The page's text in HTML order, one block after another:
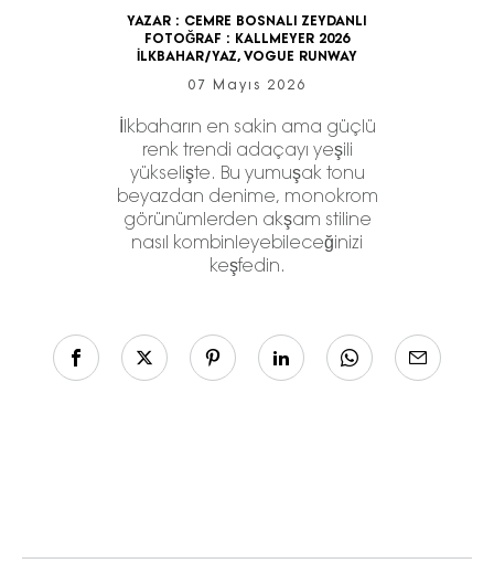
YAZAR : CEMRE BOSNALI ZEYDANLI
FOTOĞRAF : KALLMEYER 2026
İLKBAHAR/YAZ, VOGUE RUNWAY
07 Mayıs 2026
İlkbaharın en sakin ama güçlü
renk trendi adaçayı yeşili
yükselişte. Bu yumuşak tonu
beyazdan denime, monokrom
görünümlerden akşam stiline
nasıl kombinleyebileceğinizi
keşfedin.